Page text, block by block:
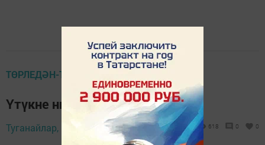
ТӨРЛЕДӘН-ТӨРЛЕ
Үтүкне ничек чистартырга?
Туганайлар, 13 февраль 2026 - 08:00 618 0 0